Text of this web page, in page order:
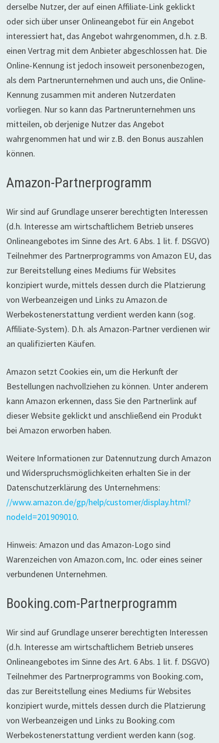
derselbe Nutzer, der auf einen Affiliate-Link geklickt
oder sich über unser Onlineangebot für ein Angebot
interessiert hat, das Angebot wahrgenommen, d.h. z.B.
einen Vertrag mit dem Anbieter abgeschlossen hat. Die
Online-Kennung ist jedoch insoweit personenbezogen,
als dem Partnerunternehmen und auch uns, die Online-
Kennung zusammen mit anderen Nutzerdaten
vorliegen. Nur so kann das Partnerunternehmen uns
mitteilen, ob derjenige Nutzer das Angebot
wahrgenommen hat und wir z.B. den Bonus auszahlen
können.
Amazon-Partnerprogramm
Wir sind auf Grundlage unserer berechtigten Interessen
(d.h. Interesse am wirtschaftlichem Betrieb unseres
Onlineangebotes im Sinne des Art. 6 Abs. 1 lit. f. DSGVO)
Teilnehmer des Partnerprogramms von Amazon EU, das
zur Bereitstellung eines Mediums für Websites
konzipiert wurde, mittels dessen durch die Platzierung
von Werbeanzeigen und Links zu Amazon.de
Werbekostenerstattung verdient werden kann (sog.
Affiliate-System). D.h. als Amazon-Partner verdienen wir
an qualifizierten Käufen.
Amazon setzt Cookies ein, um die Herkunft der
Bestellungen nachvollziehen zu können. Unter anderem
kann Amazon erkennen, dass Sie den Partnerlink auf
dieser Website geklickt und anschließend ein Produkt
bei Amazon erworben haben.
Weitere Informationen zur Datennutzung durch Amazon
und Widerspruchsmöglichkeiten erhalten Sie in der
Datenschutzerklärung des Unternehmens:
//www.amazon.de/gp/help/customer/display.html?
nodeId=201909010.
Hinweis: Amazon und das Amazon-Logo sind
Warenzeichen von Amazon.com, Inc. oder eines seiner
verbundenen Unternehmen.
Booking.com-Partnerprogramm
Wir sind auf Grundlage unserer berechtigten Interessen
(d.h. Interesse am wirtschaftlichem Betrieb unseres
Onlineangebotes im Sinne des Art. 6 Abs. 1 lit. f. DSGVO)
Teilnehmer des Partnerprogramms von Booking.com,
das zur Bereitstellung eines Mediums für Websites
konzipiert wurde, mittels dessen durch die Platzierung
von Werbeanzeigen und Links zu Booking.com
Werbekostenerstattung verdient werden kann (sog.